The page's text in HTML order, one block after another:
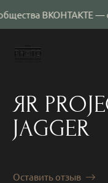
— особые
ЯR
JAGGER
Оставить отзыв